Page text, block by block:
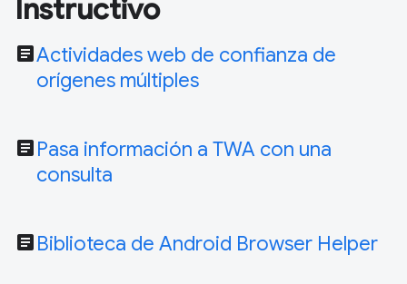
Instructivo
articleActividades web de confianza de
orígenes múltiples
article Pasa información a TWA con una
consulta
article Biblioteca de Android Browser Helper